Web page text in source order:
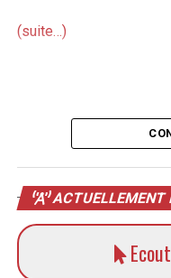
(suite…)
ACTUELLEMENT